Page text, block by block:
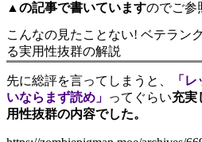
▲の記事で書いていますのでご参
こんなの見たことない! ベテラン
る実用性抜群の解説
先に総評を言ってしまうと、
「
いならまず読め」 ってぐらい充実
用性抜群の内容でした。